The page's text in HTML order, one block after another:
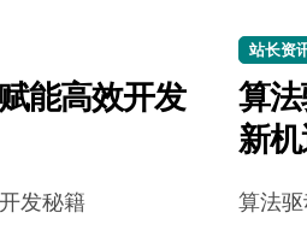
能高效开发
发秘籍
站长资
算
新
算法